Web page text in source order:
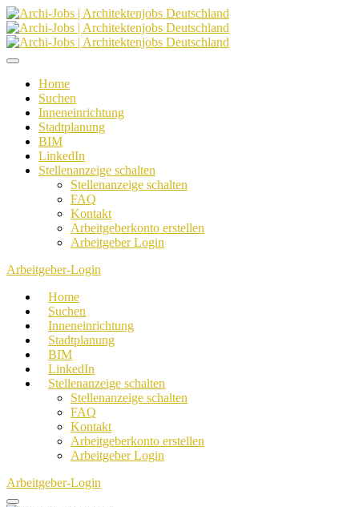
Home
Suchen
Inneneinrichtung
Stadtplanung
BIM
LinkedIn
Stellenanzeige schalten
Stellenanzeige schalten
FAQ
Kontakt
Arbeitgeberkonto erstellen
Arbeitgeber Login
Arbeitgeber-Login
Home
Suchen
Inneneinrichtung
Stadtplanung
BIM
LinkedIn
Stellenanzeige schalten
Stellenanzeige schalten
FAQ
Kontakt
Arbeitgeberkonto erstellen
Arbeitgeber Login
Arbeitgeber-Login